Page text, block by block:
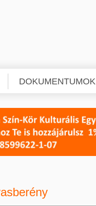
DOKUMENTUMOK